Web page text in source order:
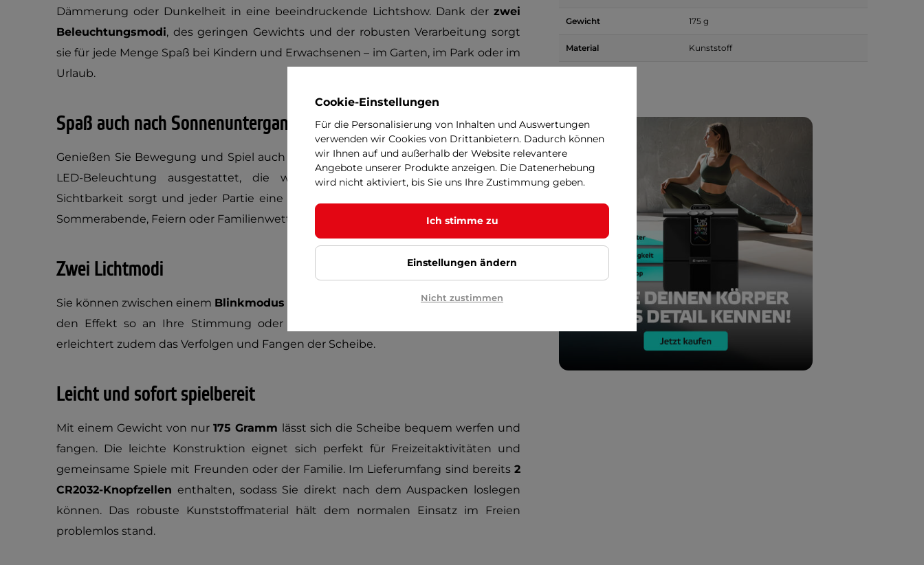
Dämmerung oder Dunkelheit in eine beeindruckende Lichtshow. Dank der zwei
Beleuchtungsmodi, des geringen Gewichts und der robusten Verarbeitung sorgt
sie für jede Menge Spaß bei Kindern und Erwachsenen – im Garten, im Park oder im
Urlaub.
Spaß auch nach Sonnenuntergang
Genießen Sie Bewegung und Spiel auch am Abend! Die Wurfscheibe ist mit einer
LED-Beleuchtung ausgestattet, die während des Flugs für hervorragende
Sichtbarkeit sorgt und jeder Partie eine besondere Atmosphäre verleiht. Ideal für
Sommerabende, Feiern oder Familienwettbewerbe.
Zwei Lichtmodi
Sie können zwischen einem Blinkmodus Dauerlichtmoduswählen und
den Effekt so an Ihre Stimmung oder Umgebung anpassen. Die Beleuchtung
erleichtert zudem das Verfolgen und Fangen der Scheibe.
Leicht und sofort spielbereit
Mit einem Gewicht von nur175 Gramm lässt sich die Scheibe bequem werfen und
fangen. Die leichte Konstruktion eignet sich perfekt für Freizeitaktivitäten und
gemeinsame Spiele mit Freunden oder der Familie. Im Lieferumfang sind bereits 2
CR2032-Knopfzellen enthalten, sodass Sie direkt nach dem Auspacken loslegen
können. Das robuste Kunststoffmaterial hält dem normalen Einsatz im Freien
problemlos stand.
Gewicht 175 g
Material Kunststoff
Cookie-Einstellungen
Für die Personalisierung von Inhalten und Auswertungen
verwenden wir Cookies von Drittanbietern. Dadurch können
wir Ihnen auf und außerhalb der Website relevantere
Angebote unserer Produkte anzeigen. Die Datenerhebung
wird nicht aktiviert, bis Sie uns Ihre Zustimmung geben.
Ich stimme zu
Einstellungen ändern
Nicht zustimmen